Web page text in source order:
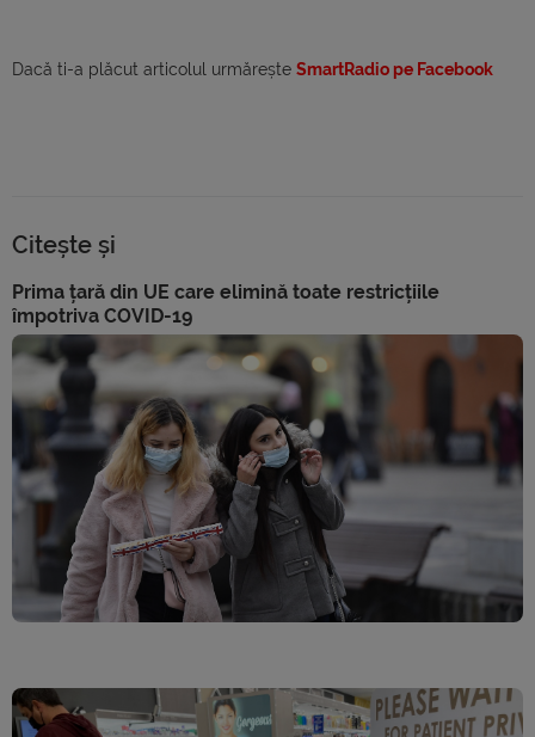
Dacă ti-a plăcut articolul urmărește SmartRadio pe Facebook
Citește și
Prima țară din UE care elimină toate restricțiile
împotriva COVID-19